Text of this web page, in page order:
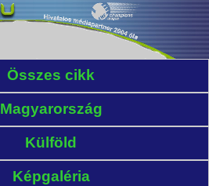
Összes cikk
Magyarország
Külföld
Képgaléria